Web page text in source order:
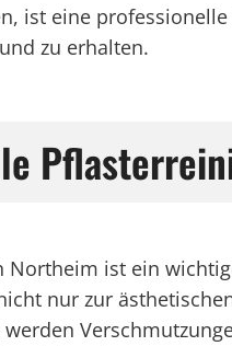
ist eine
zu erhalten.
ist ein
nur zur